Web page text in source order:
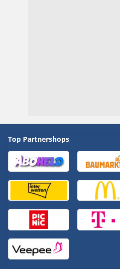
Top Partnershops